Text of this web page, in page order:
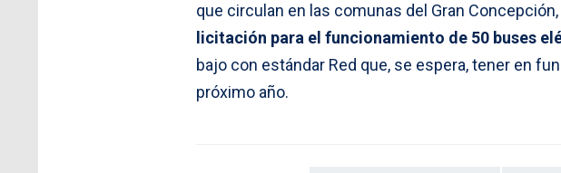
que circulan en las comunas del Gran
licitación para el funcionamiento de 50 buses
bajo con estándar Red que, se espera, tener en
próximo año.